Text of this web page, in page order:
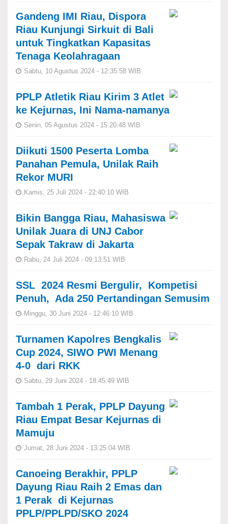
Gandeng IMI Riau, Dispora
Riau Kunjungi Sirkuit di Bali
untuk Tingkatkan Kapasitas
Tenaga Keolahragaan
Sabtu, 10 Agustus 2024 - 12:35:58 WIB
PPLP Atletik Riau Kirim 3 Atlet
ke Kejurnas, Ini Nama-namanya
Senin, 05 Agustus 2024 - 15:20:48 WIB
Diikuti 1500 Peserta Lomba
Panahan Pemula, Unilak Raih
Rekor MURI
Kamis, 25 Juli 2024 - 22:40:10 WIB
Bikin Bangga Riau, Mahasiswa
Unilak Juara di UNJ Cabor
Sepak Takraw di Jakarta
Rabu, 24 Juli 2024 - 09:13:51 WIB
SSL 2024 Resmi Bergulir, Kompetisi
Penuh, Ada 250 Pertandingan Semusim
Minggu, 30 Juni 2024 - 12:46:10 WIB
Turnamen Kapolres Bengkalis
Cup 2024, SIWO PWI Menang
4-0 dari RKK
Sabtu, 29 Juni 2024 - 18:45:49 WIB
Tambah 1 Perak, PPLP Dayung
Riau Empat Besar Kejurnas di
Mamuju
Jumat, 28 Juni 2024 - 13:25:04 WIB
Canoeing Berakhir, PPLP
Dayung Riau Raih 2 Emas dan
1 Perak di Kejurnas
PPLP/PPLPD/SKO 2024